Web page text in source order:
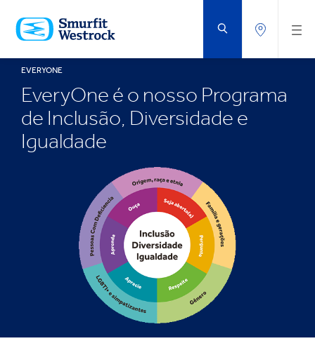
PARA
O
CONTEÚDO
EVERYONE
EveryOne é o nosso Programa
de Inclusão, Diversidade e
Igualdade